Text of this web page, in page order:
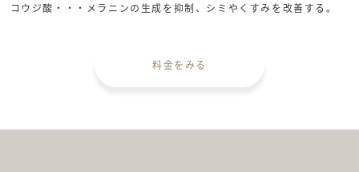
コウジ酸・・・メラニンの生成を抑制、シミやくすみを改善する。
料金をみる